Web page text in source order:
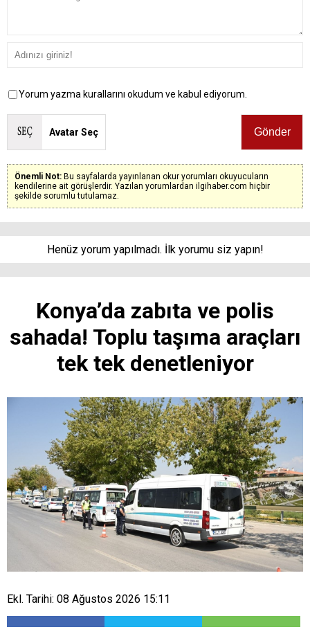
Yorum yazma kurallarını okudum ve kabul ediyorum.
Avatar Seç
Önemli Not: Bu sayfalarda yayınlanan okur yorumları okuyucuların
kendilerine ait görüşlerdir. Yazılan yorumlardan ilgihaber.com hiçbir
şekilde sorumlu tutulamaz.
Henüz yorum yapılmadı. İlk yorumu siz yapın!
Konya’da zabıta ve polis
sahada! Toplu taşıma araçları
tek tek denetleniyor
Ekl. Tarihi: 08 Ağustos 2026 15:11